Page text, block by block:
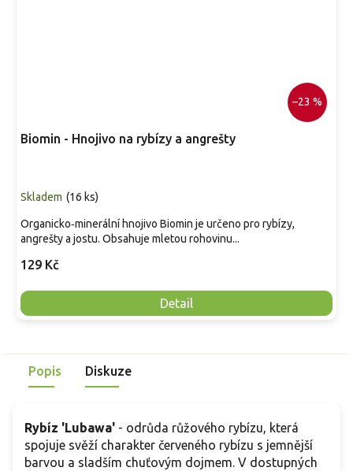
–23 %
Biomin - Hnojivo na rybízy a angrešty
Skladem (16 ks)
129 Kč
Detail
Organicko‑minerální hnojivo Biomin je určeno pro rybízy,
angrešty a jostu. Obsahuje mletou rohovinu...
Popis Diskuze
Rybíz 'Lubawa' - odrůda růžového rybízu, která
spojuje svěží charakter červeného rybízu s jemnější
barvou a sladším chuťovým dojmem. V dostupných